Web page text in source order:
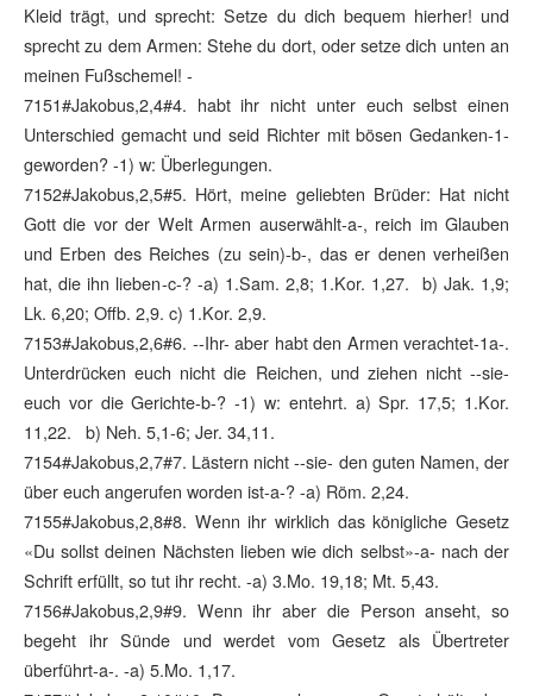
Kleid trägt, und sprecht: Setze du dich bequem hierher! und
sprecht zu dem Armen: Stehe du dort, oder setze dich unten an
meinen Fußschemel! -
7151#Jakobus,2,4#4. habt ihr nicht unter euch selbst einen
Unterschied gemacht und seid Richter mit bösen Gedanken-1-
geworden? -1) w: Überlegungen.
7152#Jakobus,2,5#5. Hört, meine geliebten Brüder: Hat nicht
Gott die vor der Welt Armen auserwählt-a-, reich im Glauben
und Erben des Reiches (zu sein)-b-, das er denen verheißen
hat, die ihn lieben-c-? -a) 1.Sam. 2,8; 1.Kor. 1,27. b) Jak. 1,9;
Lk. 6,20; Offb. 2,9. c) 1.Kor. 2,9.
7153#Jakobus,2,6#6. --Ihr- aber habt den Armen verachtet-1a-.
Unterdrücken euch nicht die Reichen, und ziehen nicht --sie-
euch vor die Gerichte-b-? -1) w: entehrt. a) Spr. 17,5; 1.Kor.
11,22. b) Neh. 5,1-6; Jer. 34,11.
7154#Jakobus,2,7#7. Lästern nicht --sie- den guten Namen, der
über euch angerufen worden ist-a-? -a) Röm. 2,24.
7155#Jakobus,2,8#8. Wenn ihr wirklich das königliche Gesetz
«Du sollst deinen Nächsten lieben wie dich selbst»-a- nach der
Schrift erfüllt, so tut ihr recht. -a) 3.Mo. 19,18; Mt. 5,43.
7156#Jakobus,2,9#9. Wenn ihr aber die Person anseht, so
begeht ihr Sünde und werdet vom Gesetz als Übertreter
überführt-a-. -a) 5.Mo. 1,17.